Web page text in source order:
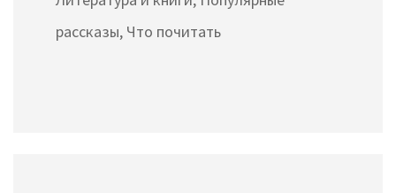
рассказы, Что почитать